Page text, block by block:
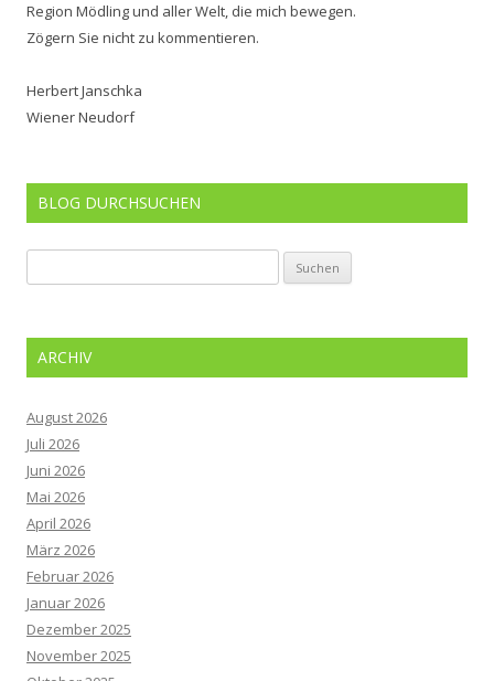
Region Mödling und aller Welt, die mich bewegen.
Zögern Sie nicht zu kommentieren.
Herbert Janschka
Wiener Neudorf
BLOG DURCHSUCHEN
nach:
ARCHIV
August 2026
Juli 2026
Juni 2026
Mai 2026
April 2026
März 2026
Februar 2026
Januar 2026
Dezember 2025
November 2025